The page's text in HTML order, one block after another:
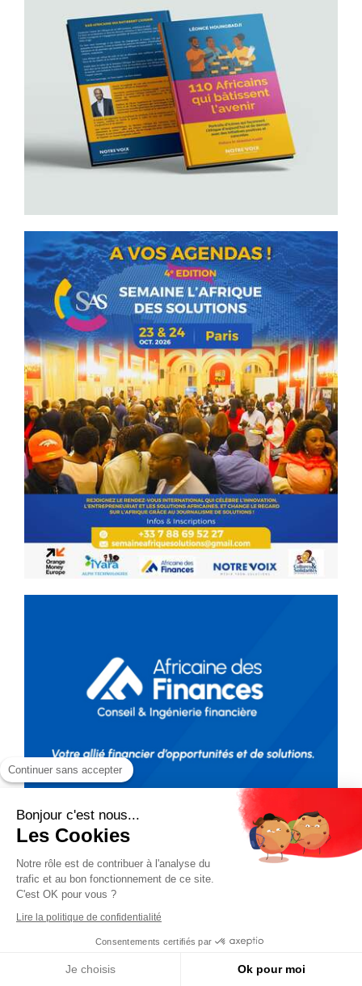
Continuer sans accepter
Bonjour c'est nous...
Les Cookies
Notre rôle est de contribuer à l'analyse du
trafic et au bon fonctionnement de ce site.
C'est OK pour vous ?
Lire la politique de confidentialité
Consentements certifiés par
Je choisis Ok pour moi